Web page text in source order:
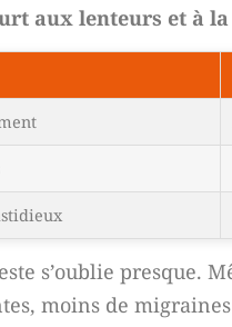
aux lenteurs et à
s’oublie presque.
moins de